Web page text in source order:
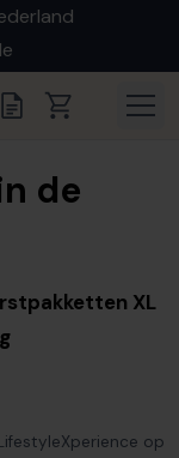
de
XL
op